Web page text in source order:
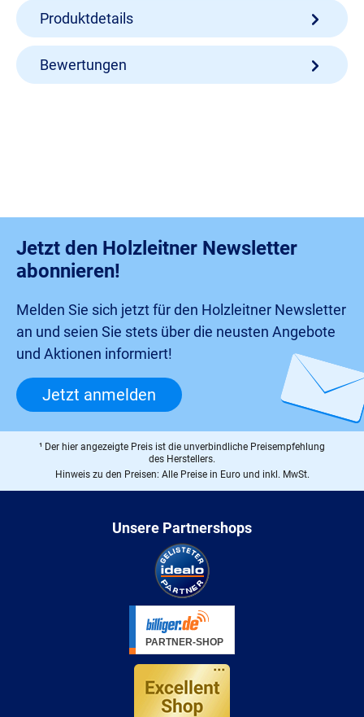
Produktdetails
Bewertungen
Jetzt den Holzleitner Newsletter
abonnieren!
Melden Sie sich jetzt für den Holzleitner Newsletter
an und seien Sie stets über die neusten Angebote
und Aktionen informiert!
Jetzt anmelden
¹ Der hier angezeigte Preis ist die unverbindliche Preisempfehlung
des Herstellers.
Hinweis zu den Preisen: Alle Preise in Euro und inkl. MwSt.
Unsere Partnershops